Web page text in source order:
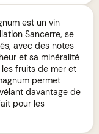
est un vin
Sancerre, se
avec des notes
et sa minéralité
fruits de mer et
permet
davantage de
pour les